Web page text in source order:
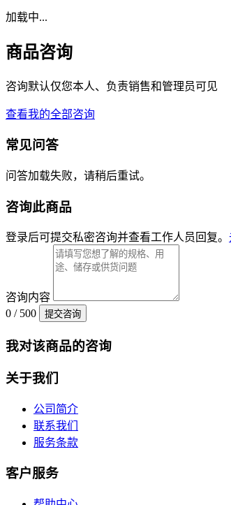
加载中...
商品咨询
咨询默认仅您本人、负责销售和管理员可见
查看我的全部咨询
常见问答
问答加载失败，请稍后重试。
咨询此商品
登录后可提交私密咨询并查看工作人员回复。
咨询内容
0 / 500
提交咨询
我对该商品的咨询
关于我们
公司简介
联系我们
服务条款
客户服务